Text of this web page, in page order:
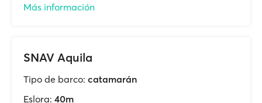
Más información
SNAV Aquila
Tipo de barco: catamarán
Eslora: 40m